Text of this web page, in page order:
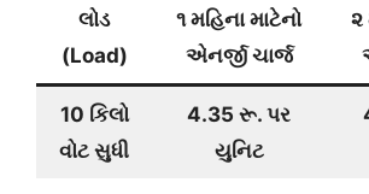
લોડ
(Load)
૧ મહિના માટેનો
એનર્જી ચાર્જ
૨
10 કિલો
વોટ સુધી
4.35 રૂ. પર
યુનિટ